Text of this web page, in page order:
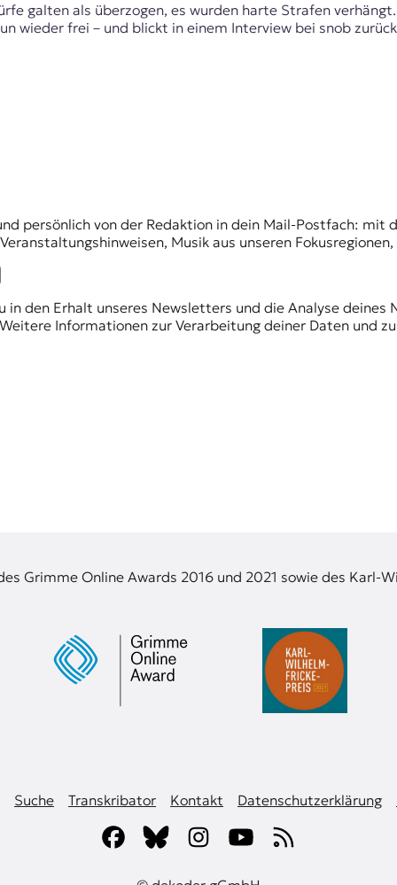
galten als überzogen, es wurden harte Strafen
wieder frei – und blickt in einem Interview bei snob
persönlich von der Redaktion in dein Mail-Postfach: mit
Musik aus unseren
den Erhalt unseres Newsletters und die Analyse
Informationen zur Verarbeitung deiner Daten und
Grimme Online Awards 2016 und 2021 sowie des Karl-
Suche Transkribator Kontakt Datenschutzerklärung